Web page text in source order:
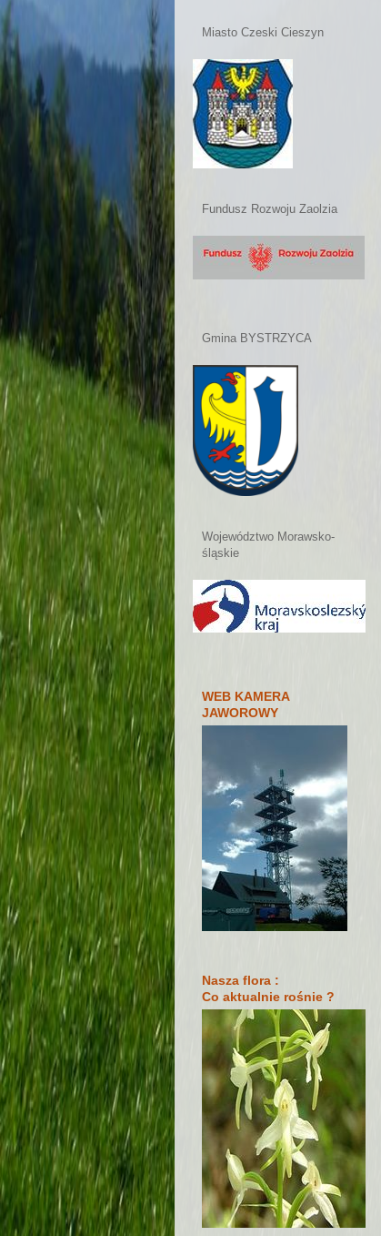
Miasto Czeski Cieszyn
Fundusz Rozwoju Zaolzia
Gmina BYSTRZYCA
Województwo Morawsko-
śląskie
WEB KAMERA
JAWOROWY
Nasza flora :
Co aktualnie rośnie ?